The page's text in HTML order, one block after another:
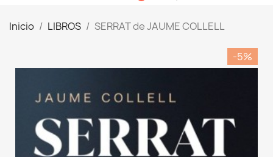
Inicio LIBROS SERRAT de JAUME COLLELL
-5%